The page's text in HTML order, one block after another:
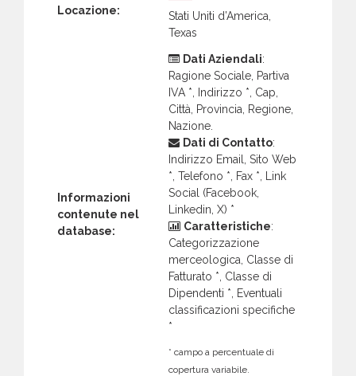
Locazione:
Stati Uniti d’America,
Texas
Informazioni
contenute nel
database:
Dati Aziendali:
Ragione Sociale, Partiva
IVA *, Indirizzo *, Cap,
Città, Provincia, Regione,
Nazione.
Dati di Contatto:
Indirizzo Email, Sito Web
*, Telefono *, Fax *, Link
Social (Facebook,
Linkedin, X) *
Caratteristiche:
Categorizzazione
merceologica, Classe di
Fatturato *, Classe di
Dipendenti *, Eventuali
classificazioni specifiche
*
* campo a percentuale di
copertura variabile.